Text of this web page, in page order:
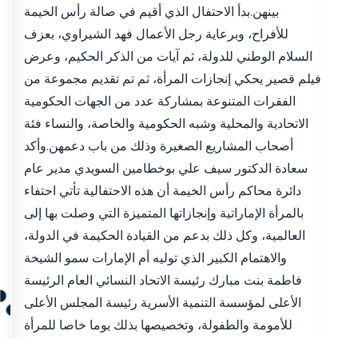
بينهن.بدأ الاحتفال الذي أقيم في صالة رأس الخيمة
للأفراح، وبرعاية رجل الأعمال فهد الشيراوي، بعزف
السلام الوطني للدولة، ثم آيات من الذكر الحكيم، وعرض
فيلم قصير يحكي إنجازات المرأة، ثم تم تقديم مجموعة من
الفقرات المتنوعة بمشاركة عدد من الجهات الحكومية
الاتحادية والمحلية وشبه الحكومية والخاصة، والنساء فئة
أصحاب المشاريع الصغيرة وذلك من باب دعمهن.وأكد
سعادة الدكتور سيف علي بوخطامين السويدي مدير عام
دائرة محاكم رأس الخيمة أن هذه الاحتفالية تأتي احتفاء
بالمرأة الإماراتية وإنجازاتها المتميزة التي وصلت بها إلى
العالمية، وكل ذلك بدعم من القيادة الحكيمة في الدولة،
والاهتمام الكبير الذي توليه أم الإمارات سمو الشيخة
فاطمة بنت مبارك رئيسة الاتحاد النسائي العام الرئيسة
الأعلى لمؤسسة التنمية الأسرية رئيسة المجلس الأعلى
للأمومة والطفولة، وتخصيصها بذلك يوما خاصا للمرأة